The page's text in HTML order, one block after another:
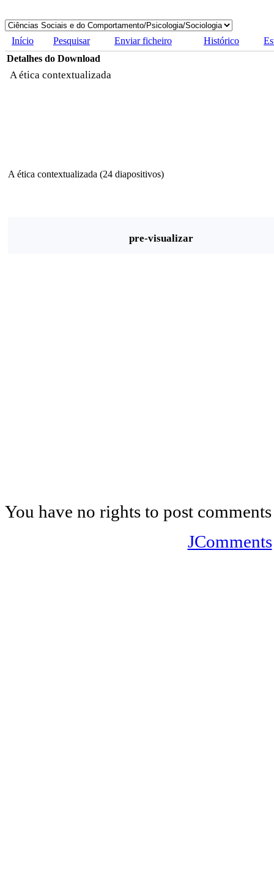
Início Pesquisar Enviar ficheiro Histórico
Detalhes do Download
A ética contextualizada
A ética contextualizada (24 diapositivos)
pre-visualizar
You have no rights to post comments
JComments